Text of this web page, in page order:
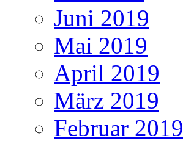
Juni 2019
Mai 2019
April 2019
März 2019
Februar 2019